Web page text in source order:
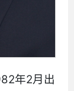
年2月出